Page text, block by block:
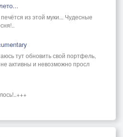
из этой муки... Чудесные
тут обновить свой портфель,
не активны и невозможно просл